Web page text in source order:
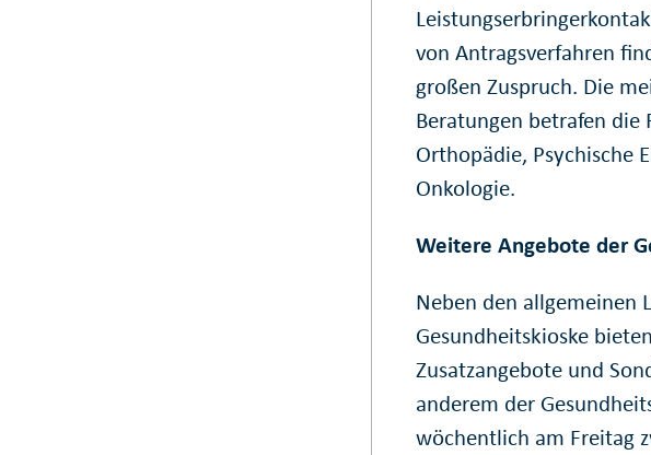
von Antragsverfahren
großen Zuspruch. Die
Beratungen betrafen die
Orthopädie, Psychische
Onkologie.
Weitere Angebote der
Neben den allgemeinen
Gesundheitskioske
Zusatzangebote und
anderem der
wöchentlich am Freitag